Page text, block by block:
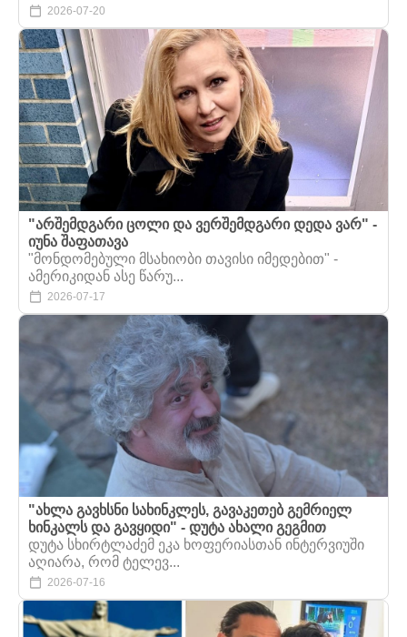
2026-07-20
"არშემდგარი ცოლი და ვერშემდგარი დედა ვარ" -
იუნა შაფათავა
"მონდომებული მსახიობი თავისი იმედებით" -
ამერიკიდან ასე წარუ...
2026-07-17
"ახლა გავხსნი სახინკლეს, გავაკეთებ გემრიელ
ხინკალს და გავყიდი" - დუტა ახალი გეგმით
დუტა სხირტლაძემ ეკა ხოფერიასთან ინტერვიუში
აღიარა, რომ ტელევ...
2026-07-16